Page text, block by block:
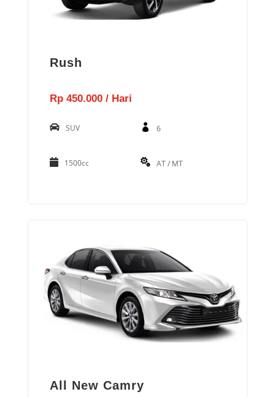
Rush
Rp 450.000 / Hari
SUV 6
1500cc AT / MT
All New Camry